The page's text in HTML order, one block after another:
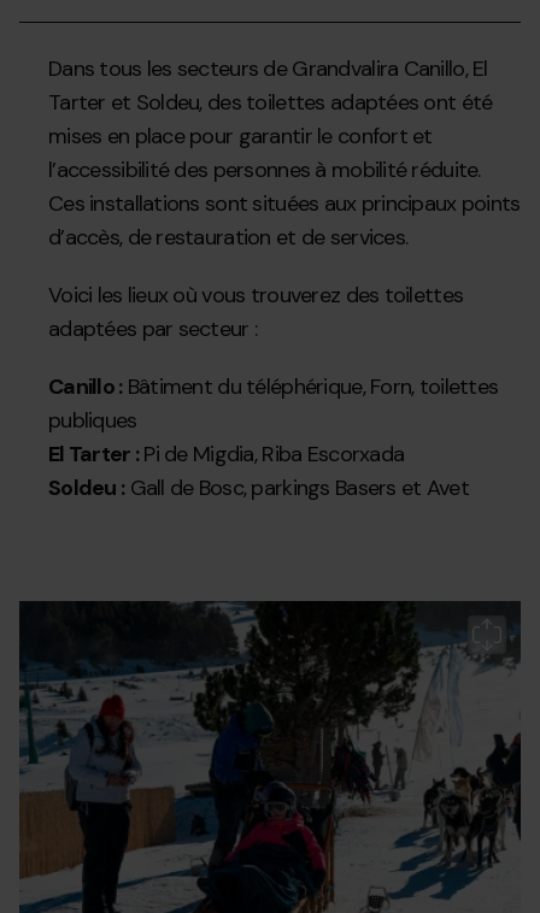
Dans tous les secteurs de Grandvalira Canillo, El
Tarter et Soldeu, des toilettes adaptées ont été
mises en place pour garantir le confort et
l’accessibilité des personnes à mobilité réduite.
Ces installations sont situées aux principaux points
d’accès, de restauration et de services.
Voici les lieux où vous trouverez des toilettes
adaptées par secteur :
Canillo :Bâtiment du téléphérique, Forn, toilettes
publiques
El Tarter :Pi de Migdia, Riba Escorxada
Soldeu :Gall de Bosc, parkings Basers et Avet
Accesibilidad_Soldeu2.jpg